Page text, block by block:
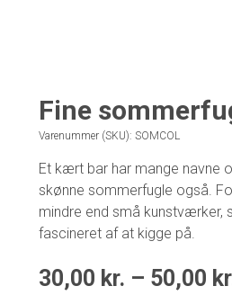
Fine
Varenummer (SKU): SOMCOL
Et kært bar har mange navne
skønne sommerfugle også.
mindre end små kunstværker,
fascineret af at kigge på.
30,00 kr. – 50,00